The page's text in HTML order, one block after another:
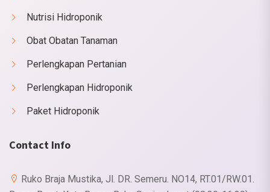
Nutrisi Hidroponik
Obat Obatan Tanaman
Perlengkapan Pertanian
Perlengkapan Hidroponik
Paket Hidroponik
Contact Info
Ruko Braja Mustika, Jl. DR. Semeru. NO14, RT.01/RW.01.